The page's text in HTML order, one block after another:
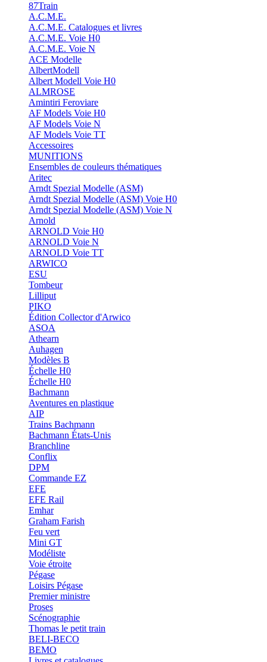
87Train
A.C.M.E.
A.C.M.E. Catalogues et livres
A.C.M.E. Voie H0
A.C.M.E. Voie N
ACE Modelle
AlbertModell
Albert Modell Voie H0
ALMROSE
Amintiri Feroviare
AF Models Voie H0
AF Models Voie N
AF Models Voie TT
Accessoires
MUNITIONS
Ensembles de couleurs thématiques
Aritec
Arndt Spezial Modelle (ASM)
Arndt Spezial Modelle (ASM) Voie H0
Arndt Spezial Modelle (ASM) Voie N
Arnold
ARNOLD Voie H0
ARNOLD Voie N
ARNOLD Voie TT
ARWICO
ESU
Tombeur
Lilliput
PIKO
Édition Collector d'Arwico
ASOA
Athearn
Auhagen
Modèles B
Échelle H0
Échelle H0
Bachmann
Aventures en plastique
AIP
Trains Bachmann
Bachmann États-Unis
Branchline
Conflix
DPM
Commande EZ
EFE
EFE Rail
Emhar
Graham Farish
Feu vert
Mini GT
Modéliste
Voie étroite
Pégase
Loisirs Pégase
Premier ministre
Proses
Scénographie
Thomas le petit train
BELI-BECO
BEMO